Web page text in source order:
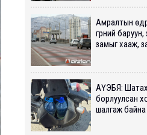
Амралтын
гүүрний
замыг хааж,
АҮЭБЯ:
борлуулсан
шалгаж байна